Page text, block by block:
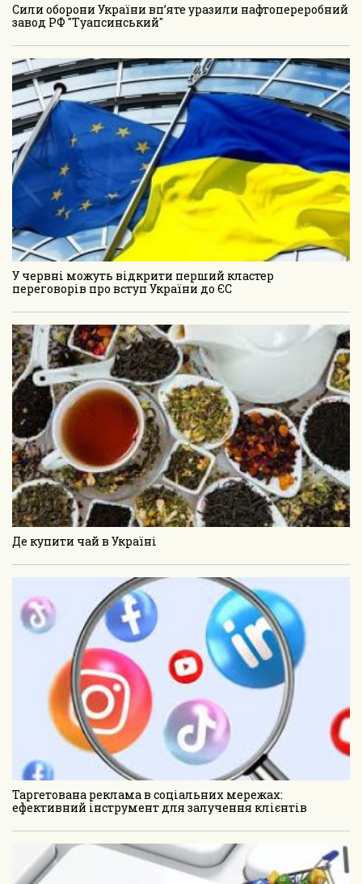
Сили оборони України вп’яте уразили нафтопереробний
завод РФ "Туапсинський"
У червні можуть відкрити перший кластер
переговорів про вступ України до ЄС
Де купити чай в Україні
Таргетована реклама в соціальних мережах:
ефективний інструмент для залучення клієнтів